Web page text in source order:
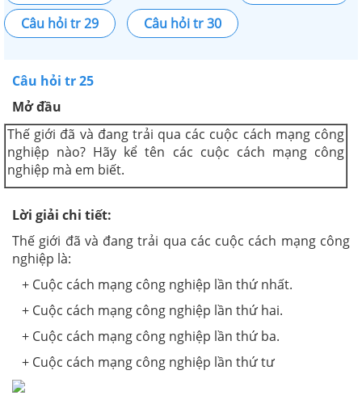
Câu hỏi tr 29
Câu hỏi tr 30
Câu hỏi tr 25
Mở đầu
Thế giới đã và đang trải qua các cuộc cách mạng công
nghiệp nào? Hãy kể tên các cuộc cách mạng công
nghiệp mà em biết.
Lời giải chi tiết:
Thế giới đã và đang trải qua các cuộc cách mạng công
nghiệp là:
+ Cuộc cách mạng công nghiệp lần thứ nhất.
+ Cuộc cách mạng công nghiệp lần thứ hai.
+ Cuộc cách mạng công nghiệp lần thứ ba.
+ Cuộc cách mạng công nghiệp lần thứ tư